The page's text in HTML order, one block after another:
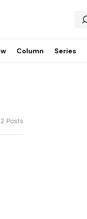
Column Series
Posts